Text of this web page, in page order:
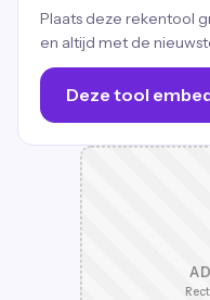
Plaats deze rekentool
en altijd met de
Deze tool